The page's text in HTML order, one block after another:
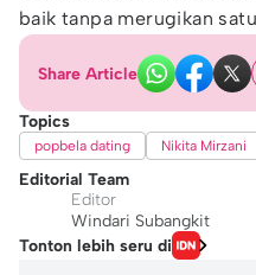
baik tanpa merugikan
Share Article
Topics
popbela dating Nikita Mirzani
Editorial Team
Editor
Windari Subangkit
Tonton lebih seru di